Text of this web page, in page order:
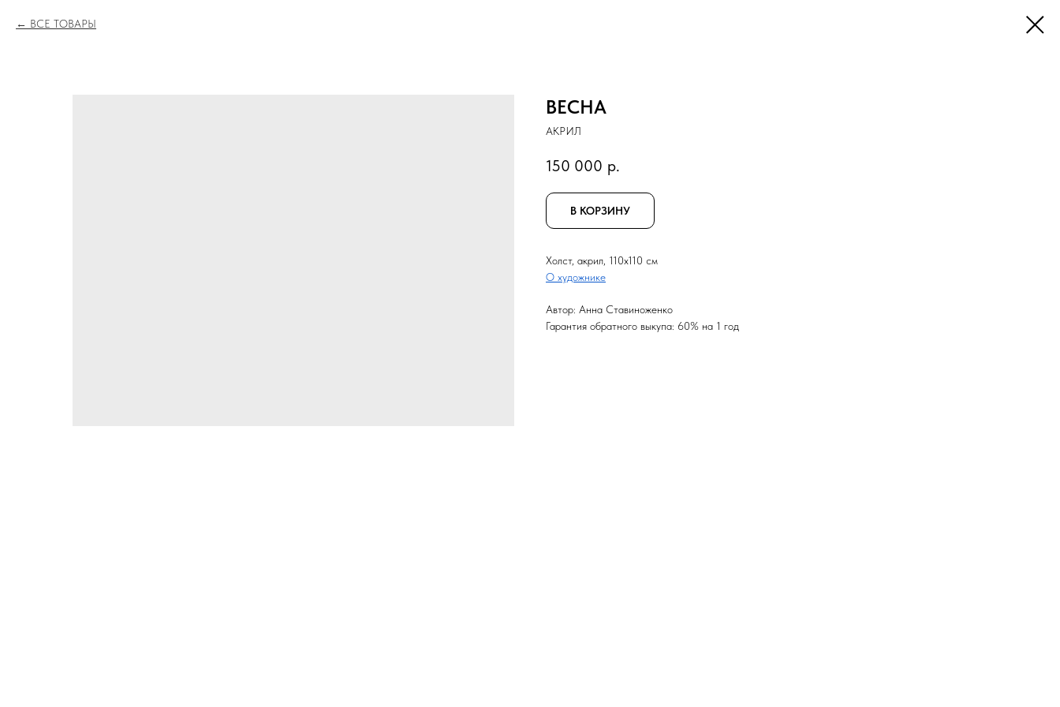
ВСЕ ТОВАРЫ
ВЕСНА
АКРИЛ
150 000 р.
В КОРЗИНУ
Холст, акрил, 110x110 см
О художнике
Автор: Анна Ставиноженко
Гарантия обратного выкупа: 60% на 1 год